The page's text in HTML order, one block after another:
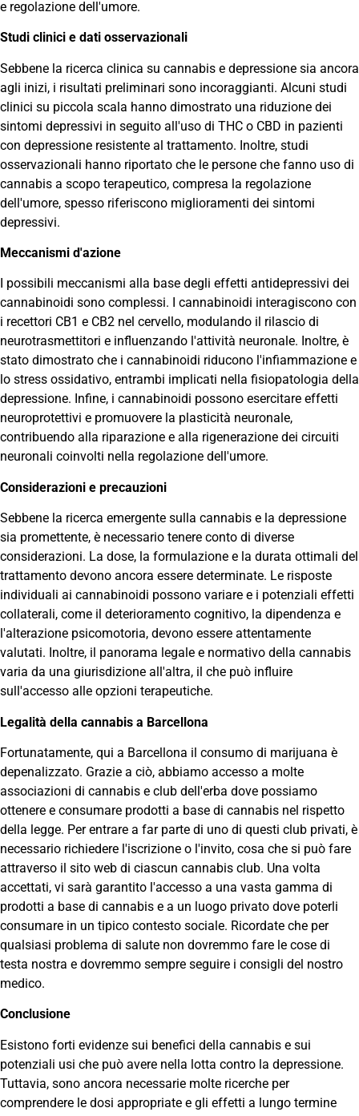
e regolazione dell'umore.
Studi clinici e dati osservazionali
Sebbene la ricerca clinica su cannabis e depressione sia ancora
agli inizi, i risultati preliminari sono incoraggianti. Alcuni studi
clinici su piccola scala hanno dimostrato una riduzione dei
sintomi depressivi in seguito all'uso di THC o CBD in pazienti
con depressione resistente al trattamento. Inoltre, studi
osservazionali hanno riportato che le persone che fanno uso di
cannabis a scopo terapeutico, compresa la regolazione
dell'umore, spesso riferiscono miglioramenti dei sintomi
depressivi.
Meccanismi d'azione
I possibili meccanismi alla base degli effetti antidepressivi dei
cannabinoidi sono complessi. I cannabinoidi interagiscono con
i recettori CB1 e CB2 nel cervello, modulando il rilascio di
neurotrasmettitori e influenzando l'attività neuronale. Inoltre, è
stato dimostrato che i cannabinoidi riducono l'infiammazione e
lo stress ossidativo, entrambi implicati nella fisiopatologia della
depressione. Infine, i cannabinoidi possono esercitare effetti
neuroprotettivi e promuovere la plasticità neuronale,
contribuendo alla riparazione e alla rigenerazione dei circuiti
neuronali coinvolti nella regolazione dell'umore.
Considerazioni e precauzioni
Sebbene la ricerca emergente sulla cannabis e la depressione
sia promettente, è necessario tenere conto di diverse
considerazioni. La dose, la formulazione e la durata ottimali del
trattamento devono ancora essere determinate. Le risposte
individuali ai cannabinoidi possono variare e i potenziali effetti
collaterali, come il deterioramento cognitivo, la dipendenza e
l'alterazione psicomotoria, devono essere attentamente
valutati. Inoltre, il panorama legale e normativo della cannabis
varia da una giurisdizione all'altra, il che può influire
sull'accesso alle opzioni terapeutiche.
Legalità della cannabis a Barcellona
Fortunatamente, qui a Barcellona il consumo di marijuana è
depenalizzato. Grazie a ciò, abbiamo accesso a molte
associazioni di cannabis e club dell'erba dove possiamo
ottenere e consumare prodotti a base di cannabis nel rispetto
della legge. Per entrare a far parte di uno di questi club privati, è
necessario richiedere l'iscrizione o l'invito, cosa che si può fare
attraverso il sito web di ciascun cannabis club. Una volta
accettati, vi sarà garantito l'accesso a una vasta gamma di
prodotti a base di cannabis e a un luogo privato dove poterli
consumare in un tipico contesto sociale. Ricordate che per
qualsiasi problema di salute non dovremmo fare le cose di
testa nostra e dovremmo sempre seguire i consigli del nostro
medico.
Conclusione
Esistono forti evidenze sui benefici della cannabis e sui
potenziali usi che può avere nella lotta contro la depressione.
Tuttavia, sono ancora necessarie molte ricerche per
comprendere le dosi appropriate e gli effetti a lungo termine